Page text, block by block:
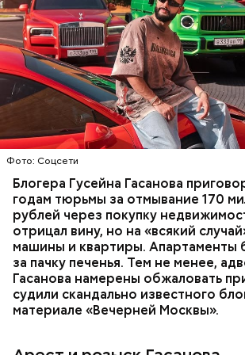
Фото: Соцсети
Блогера Гусейна Гасанова
годам тюрьмы за отмывание 170
рублей через покупку
отрицал вину, но на «всякий
машины и квартиры. Апартаменты
за пачку печенья. Тем не менее,
Гасанова намерены обжаловать
судили скандально известного
материале «Вечерней Москвы».
В мае 2025 года МВД РФ объявило в
международный розыскблогера
В его отношении возбудили
неуплате налогов и легализации
доходов в особо крупном размере.
мужчину заочно арестовали.
Фото: База розыска МВД РФ
НАЛОГИ ПОИСК ЛЮДЕЙ
ГАСАН ГУСЕЙНОВ
Молодого человека задержали. На
допросе он признался, что
только отчима. Тогда следователи
мотивом преступления была
которая в случае их смерти
спустя несколько дней Миссюра
уже травил других людей.